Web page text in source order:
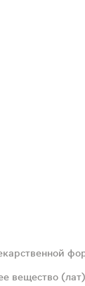
вещество (лат)